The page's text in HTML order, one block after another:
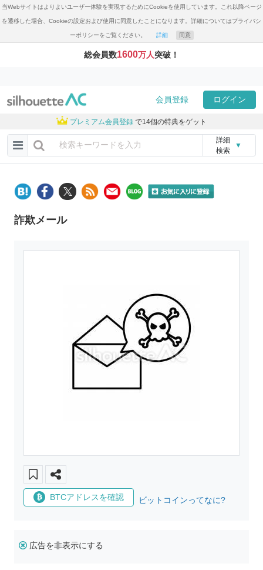
当Webサイトはよりよいユーザー体験を実現するためにCookieを使用しています。これ以降ページ
を遷移した場合、Cookieの設定および使用に同意したことになります。詳細についてはプライバシ
ーポリシーをご覧ください。 詳細 同意
総会員数1600万人突破！
会員登録 ログイン
プレミアム会員登録 で14個の特典をゲット
詳細
検索
▼
詐欺メール
BTCアドレスを確認 ビットコインってなに?
広告を非表示にする